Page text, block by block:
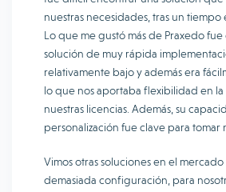
nuestras necesidades, tras un tiempo
Lo que me gustó más de Praxedo
solución de muy rápida
relativamente bajo y además era
lo que nos aportaba flexibilidad en
nuestras licencias. Además, su
personalización fue clave para tomar
Vimos otras soluciones en el
demasiada configuración, para